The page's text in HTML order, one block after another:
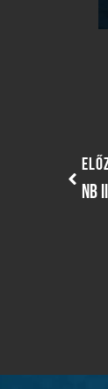
NB